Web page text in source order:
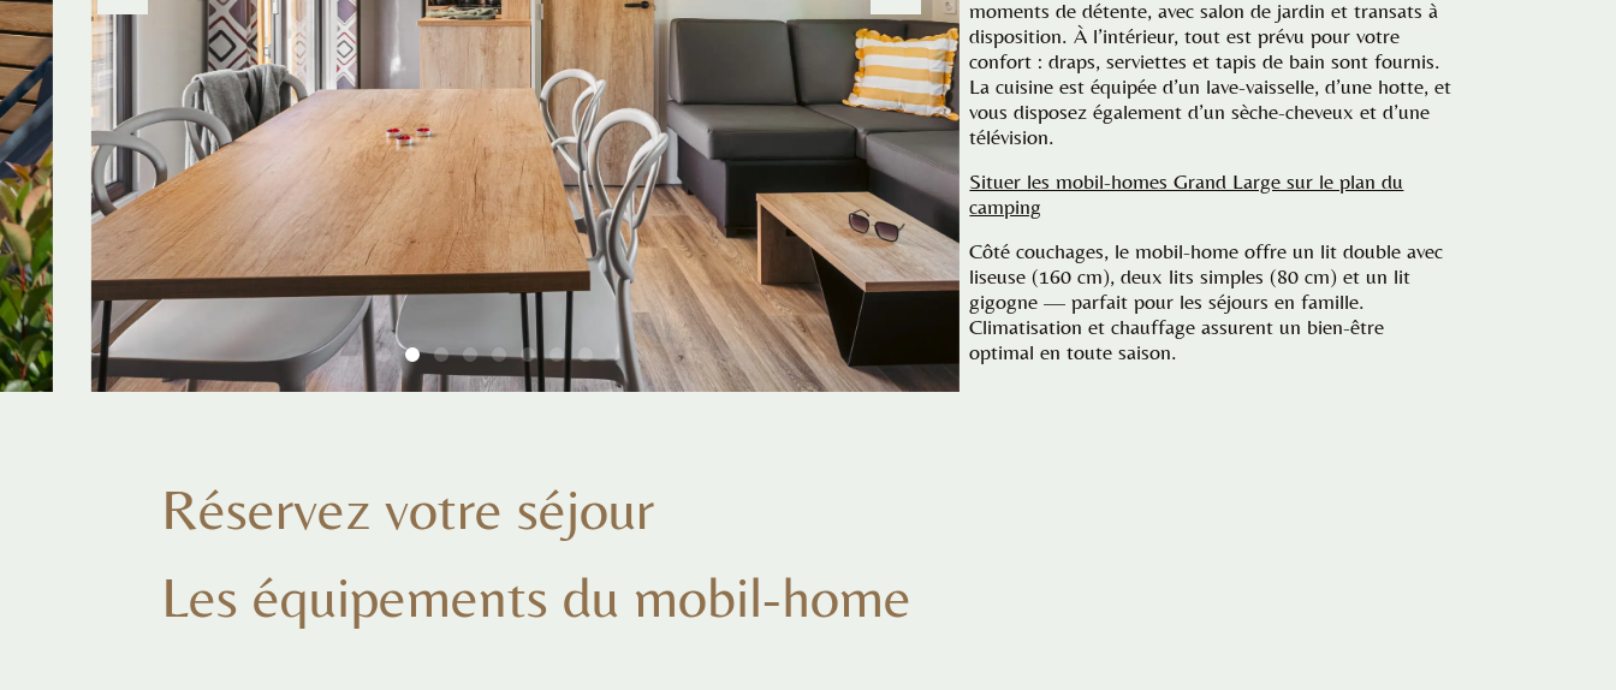
moments de détente, avec salon de jardin et transats à
disposition. À l’intérieur, tout est prévu pour votre
confort : draps, serviettes et tapis de bain sont fournis.
La cuisine est équipée d’un lave-vaisselle, d’une hotte, et
vous disposez également d’un sèche-cheveux et d’une
télévision.
Situer les mobil-homes Grand Large sur le plan du
camping
Côté couchages, le mobil-home offre un lit double avec
liseuse (160 cm), deux lits simples (80 cm) et un lit
gigogne — parfait pour les séjours en famille.
Climatisation et chauffage assurent un bien-être
optimal en toute saison.
Réservez votre séjour
Les équipements du mobil-home